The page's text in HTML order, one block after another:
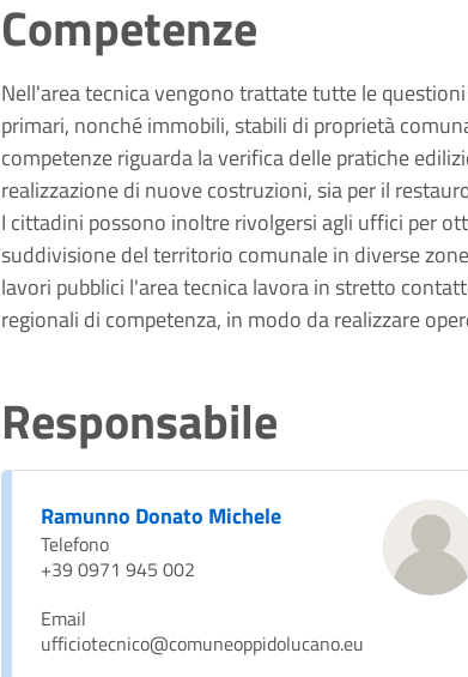
Competenze
Nell'area tecnica vengono trattate tutte le
primari, nonché immobili, stabili di proprietà
competenze riguarda la verifica delle pratiche
realizzazione di nuove costruzioni, sia per il
I cittadini possono inoltre rivolgersi agli uffici per
suddivisione del territorio comunale in diverse
lavori pubblici l'area tecnica lavora in stretto
regionali di competenza, in modo da realizzare
Responsabile
Ramunno Donato Michele
Telefono
+39 0971 945 002
Email
ufficiotecnico@comuneoppidolucano.eu